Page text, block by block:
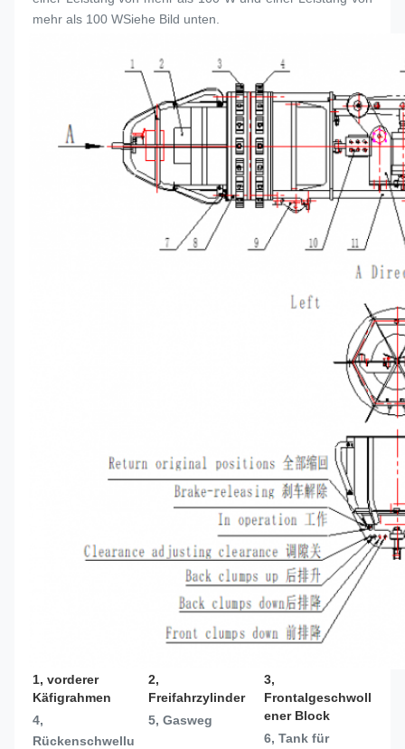
mehr als 100 WSiehe Bild unten.
1, vorderer
Käfigrahmen
4,
Rückenschwellu
2,
Freifahrzylinder
5, Gasweg
3,
Frontalgeschwoll
ener Block
6, Tank für